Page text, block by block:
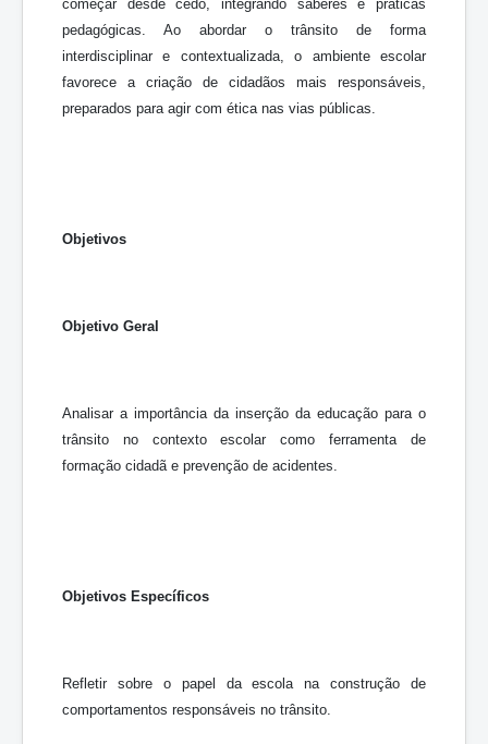
começar desde cedo, integrando saberes e práticas
pedagógicas. Ao abordar o trânsito de forma
interdisciplinar e contextualizada, o ambiente escolar
favorece a criação de cidadãos mais responsáveis,
preparados para agir com ética nas vias públicas.
Objetivos
Objetivo Geral
Analisar a importância da inserção da educação para o
trânsito no contexto escolar como ferramenta de
formação cidadã e prevenção de acidentes.
Objetivos Específicos
Refletir sobre o papel da escola na construção de
comportamentos responsáveis no trânsito.